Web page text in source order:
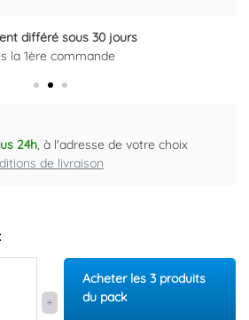
Retour gratuit sous
24h, à l'adresse de votre choix
de livraison
Acheter les 3 produits
du pack